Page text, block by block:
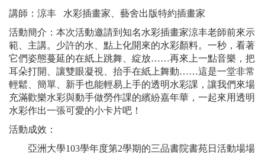
講師：涼丰 水彩插畫家、藝舍出版特約插畫家
活動簡介：本次活動邀請到知名水彩插畫家涼丰老師前來示
範、主講。少許的水、點上化開來的水彩顏料。一秒，看著
它們姿態蔓延的在紙上跳舞、綻放……再來上一點音樂，把
耳朵打開、讓雙眼凝視、抬手在紙上舞動……這是一堂非常
輕鬆、簡單、新手也能輕易上手的透明水彩課，讓我們來場
充滿歡樂水彩與動手做勞作課的繽紛嘉年華，一起來用透明
水彩作出一張可愛的小卡片吧！
活動成效：
亞洲大學103學年度第2學期的三品書院書苑日活動場場